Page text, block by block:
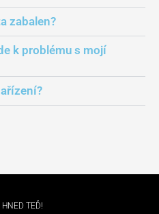
zabalen?
k problému s mojí
TEĎ!